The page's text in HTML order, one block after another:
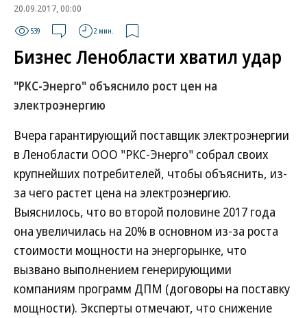
20.09.2017, 00:00
539 2 мин.
Бизнес Ленобласти хватил удар
"РКС-Энерго" объяснило рост цен на
электроэнергию
Вчера гарантирующий поставщик электроэнергии
в Ленобласти ООО "РКС-Энерго" собрал своих
крупнейших потребителей, чтобы объяснить, из-
за чего растет цена на электроэнергию.
Выяснилось, что во второй половине 2017 года
она увеличилась на 20% в основном из-за роста
стоимости мощности на энергорынке, что
вызвано выполнением генерирующими
компаниям программ ДПМ (договоры на поставку
мощности). Эксперты отмечают, что снижение